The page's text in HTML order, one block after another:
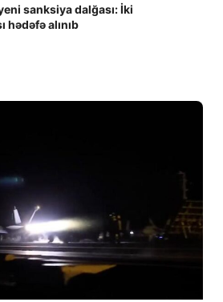
sanksiya dalğası: İki
alınıb